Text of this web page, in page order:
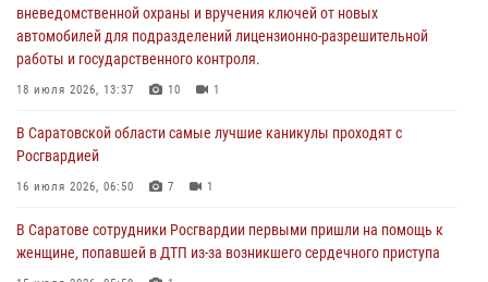
16 июля 2026, 06:50 7 1
В Саратове сотрудники Росгвардии первыми пришли на помощь к
женщине, попавшей в ДТП из-за возникшего сердечного приступа
В Саратове продолжается масштабная ведомственная акция
"Каникулы с Росгвардией"
В Саратовской области при содействии спецназа Росгвардии
вневедомственной охраны и вручения ключей от новых
автомобилей для подразделений лицензионно-разрешительной
работы и государственного контроля.
18 июля 2026, 13:37 10 1
В Саратовской области самые лучшие каникулы проходят с
Росгвардией
16 июля 2026, 06:50 7 1
В Саратове сотрудники Росгвардии первыми пришли на помощь к
женщине, попавшей в ДТП из-за возникшего сердечного приступа